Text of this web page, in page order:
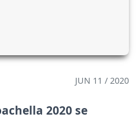
JUN 11 / 2020
2020 se